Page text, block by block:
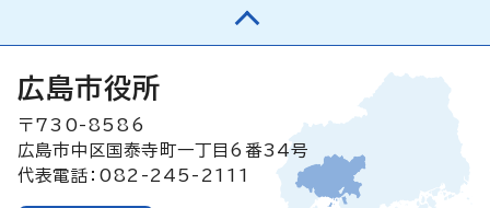
広島市役所
〒730-8586
広島市中区国泰寺町一丁目6番34号
代表電話：082-245-2111